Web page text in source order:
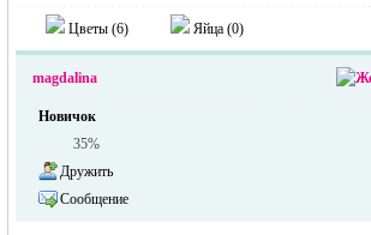
Цветы (6) Яйца (0)
magdalina
Новичок
35%
Дружить
Сообщение